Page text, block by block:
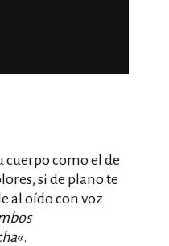
cuerpo como el de
si de plano te
al oído con voz
«.